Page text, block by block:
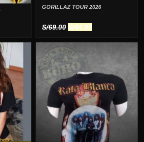
GORILLAZ TOUR 2026
S/69.00 El
original
era:
S/69.00.
S/44.90El
S/44.90.